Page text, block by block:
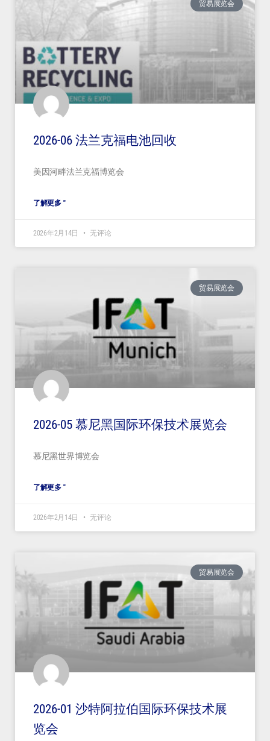
贸易展览会
2026-06 法兰克福电池回收
美因河畔法兰克福博览会
了解更多 "
2026年2月14日 无评论
贸易展览会
2026-05 慕尼黑国际环保技术展览会
慕尼黑世界博览会
了解更多 "
2026年2月14日 无评论
贸易展览会
2026-01 沙特阿拉伯国际环保技术展
览会